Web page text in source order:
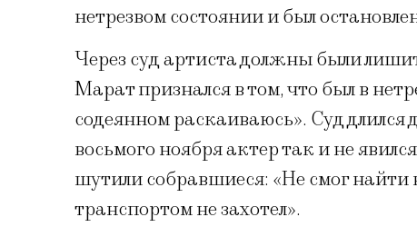
нетрезвом состоянии и был
Через суд артиста должны были
Марат признался в том, что был в
содеянном раскаиваюсь». Суд длился
восьмого ноября актер так и не
шутили собравшиеся: «Не смог
транспортом не захотел».